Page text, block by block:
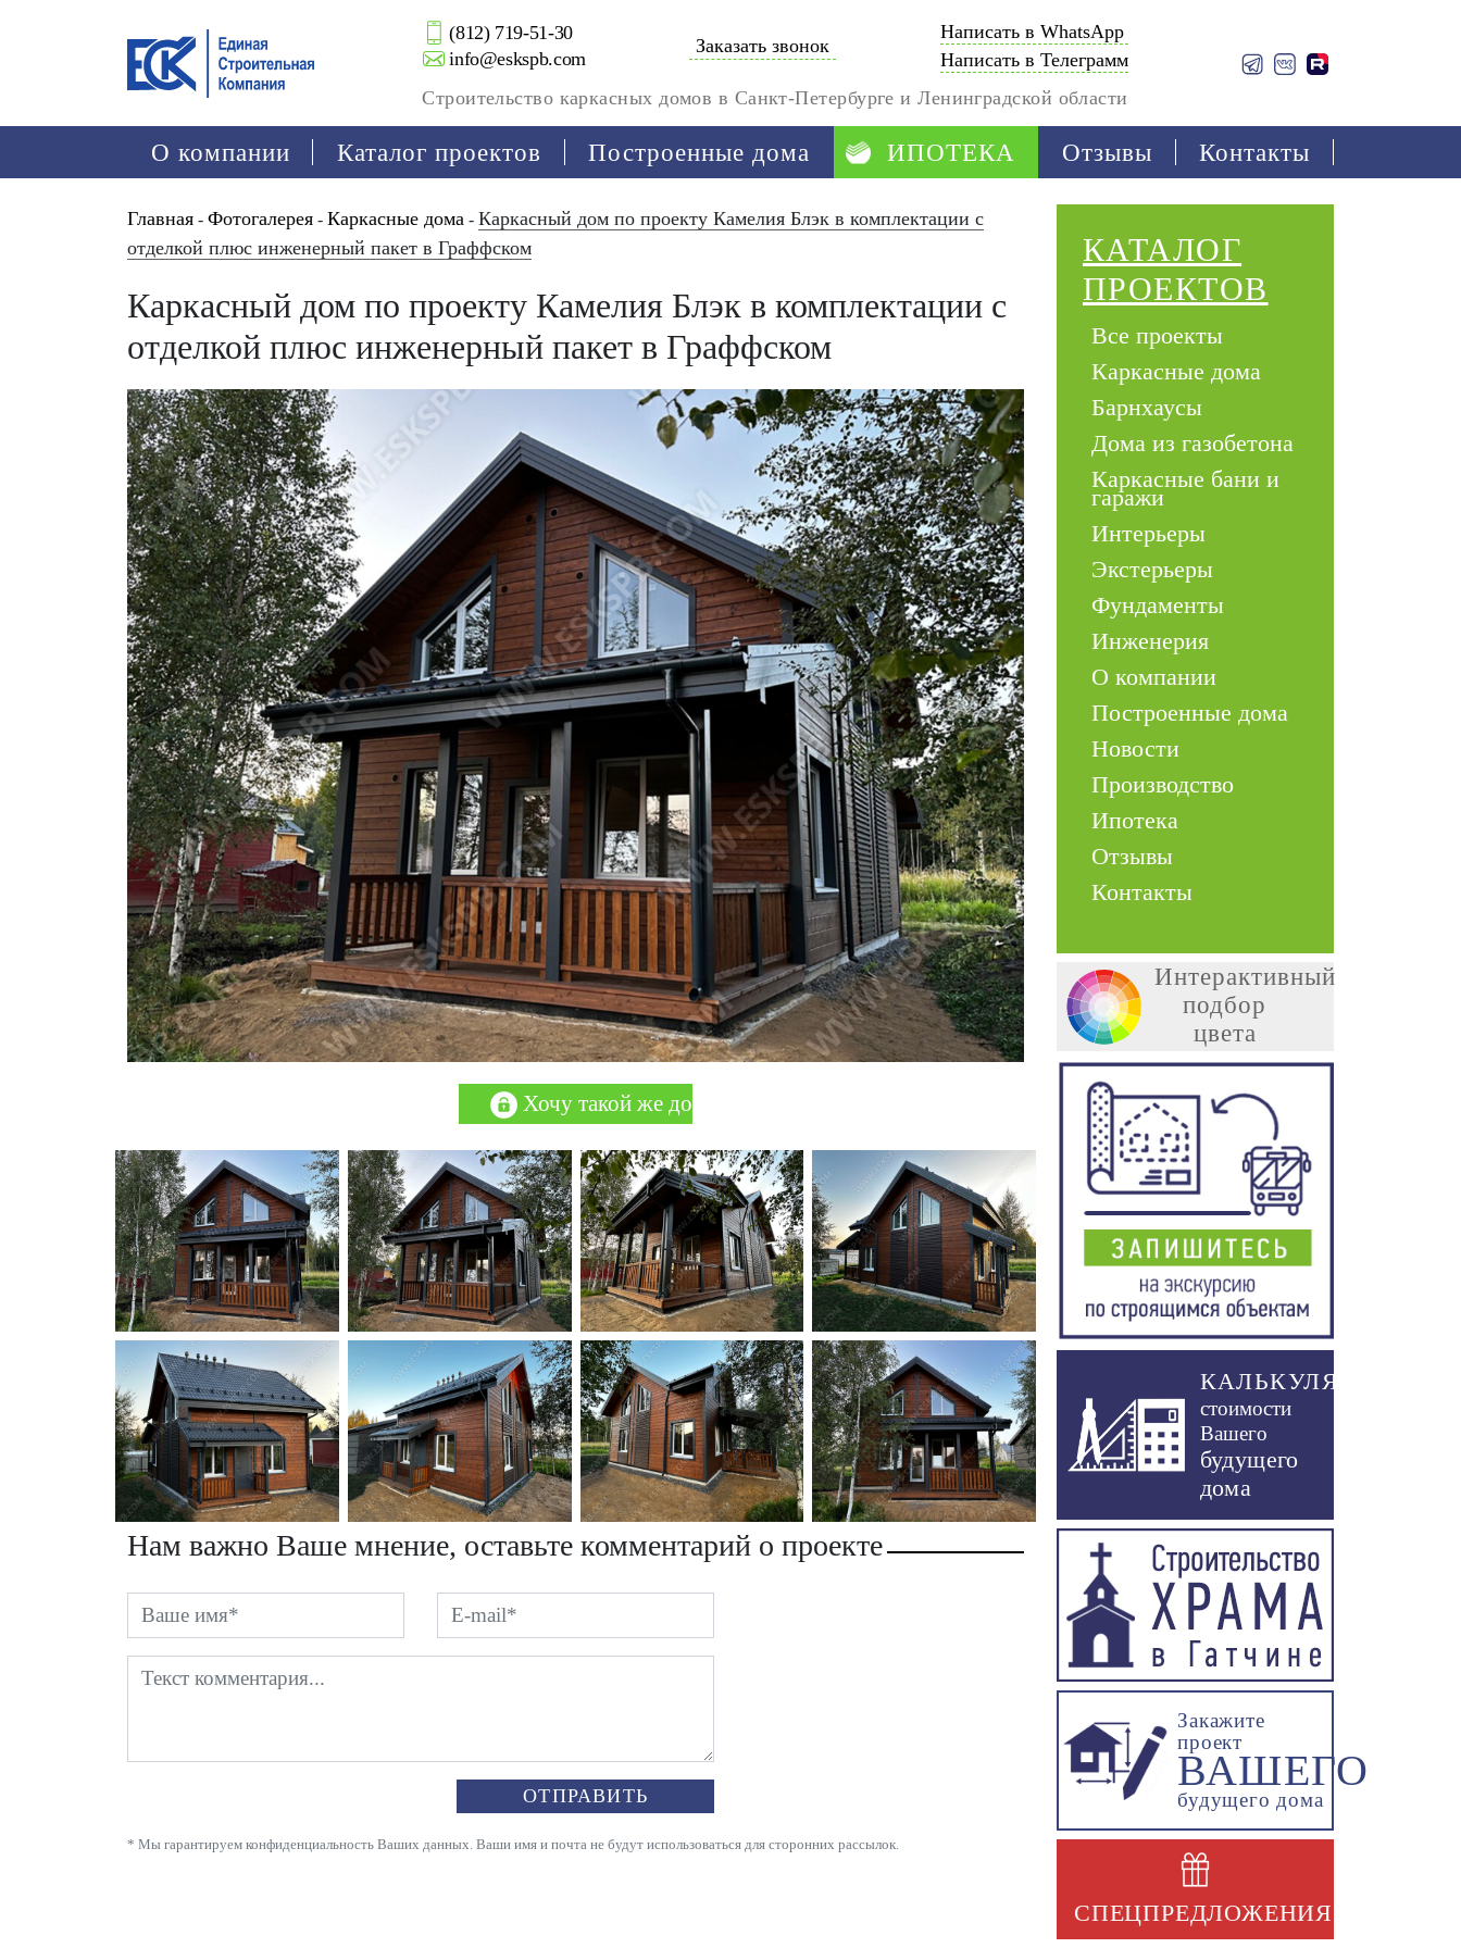
(812) 719-51-30
info@eskspb.com
Заказать звонок
Написать в WhatsApp
Написать в Телеграмм
Строительство каркасных домов в Санкт-Петербурге и Ленинградской области
О компании Каталог проектов Построенные дома ИПОТЕКА Отзывы Контакты
Главная - Фотогалерея - Каркасные дома - Каркасный дом по проекту Камелия Блэк в комплектации с
отделкой плюс инженерный пакет в Граффском
Каркасный дом по проекту Камелия Блэк в комплектации с
отделкой плюс инженерный пакет в Граффском
Хочу такой же дом
Нам важно Ваше мнение, оставьте комментарий о проекте
ОТПРАВИТЬ
* Мы гарантируем конфиденциальность Ваших данных. Ваши имя и почта не будут использоваться для сторонних рассылок.
КАТАЛОГ
ПРОЕКТОВ
Все проекты
Каркасные дома
Барнхаусы
Дома из газобетона
Каркасные бани и
гаражи
Интерьеры
Экстерьеры
Фундаменты
Инженерия
О компании
Построенные дома
Новости
Производство
Ипотека
Отзывы
Контакты
Интерактивный
подбор
цвета
КАЛЬКУЛЯТОР
стоимости
Вашего
будущего
дома
Закажите
проект
ВАШЕГО
будущего дома
СПЕЦПРЕДЛОЖЕНИЯ